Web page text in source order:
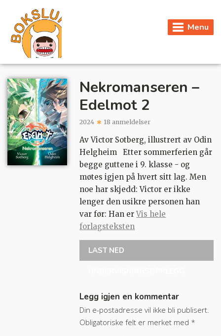
Menu
Nekromanseren –
Edelmot 2
2024 18 anmeldelser
Av Victor Sotberg, illustrert av Odin
Helgheim Etter sommerferien går
begge guttene i 9. klasse - og
møtes igjen på hvert sitt lag. Men
noe har skjedd: Victor er ikke
lenger den usikre personen han
var før: Han erVis hele
forlagsteksten
LAST NED
Legg igjen en kommentar
Din e-postadresse vil ikke bli publisert.
Obligatoriske felt er merket med *